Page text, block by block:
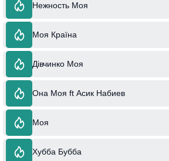
Нежность Моя
Моя Країна
Дівчинко Моя
Она Моя ft Асик Набиев
Моя
Хубба Бубба